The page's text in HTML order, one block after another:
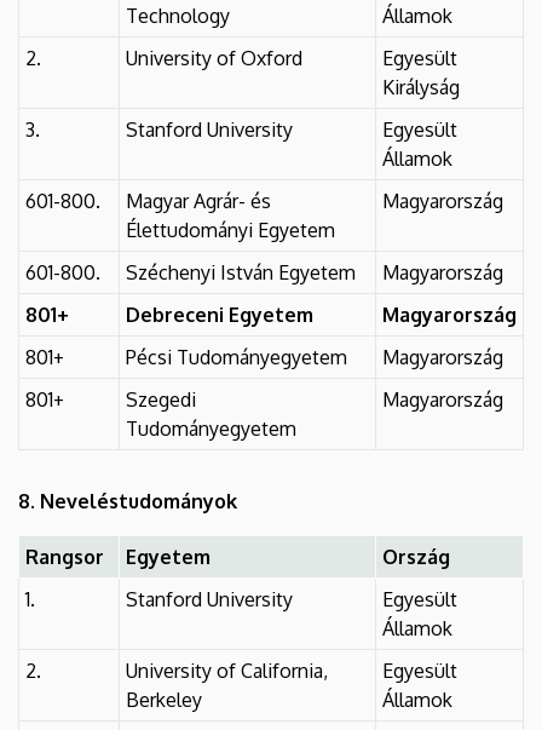
Technology
Államok
2.
University of Oxford
Egyesült
Királyság
3.
Stanford University
Egyesült
Államok
601-800.
Magyar Agrár- és
Élettudományi Egyetem
Magyarország
601-800. Széchenyi István Egyetem
Magyarország
801+
Debreceni Egyetem
Magyarország
801+
Pécsi Tudományegyetem
Magyarország
801+
Szegedi
Tudományegyetem
Magyarország
8. Neveléstudományok
Rangsor Egyetem
Ország
1.
Stanford University
Egyesült
Államok
2.
University of California,
Berkeley
Egyesült
Államok